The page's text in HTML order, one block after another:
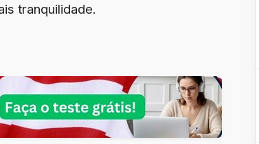
tranquilidade.